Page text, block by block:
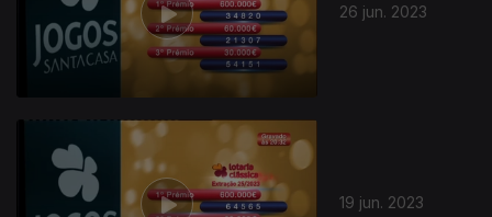
26 jun. 2023
19 jun. 2023